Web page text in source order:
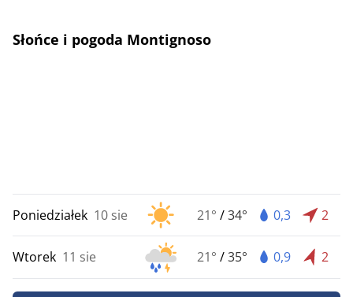
Słońce i pogoda Montignoso
Poniedziałek 10 sie 21° /34° 0,3 2
Wtorek 11 sie 21° /35° 0,9 2